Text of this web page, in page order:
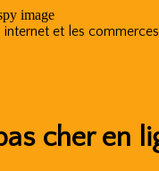
et les
cher en